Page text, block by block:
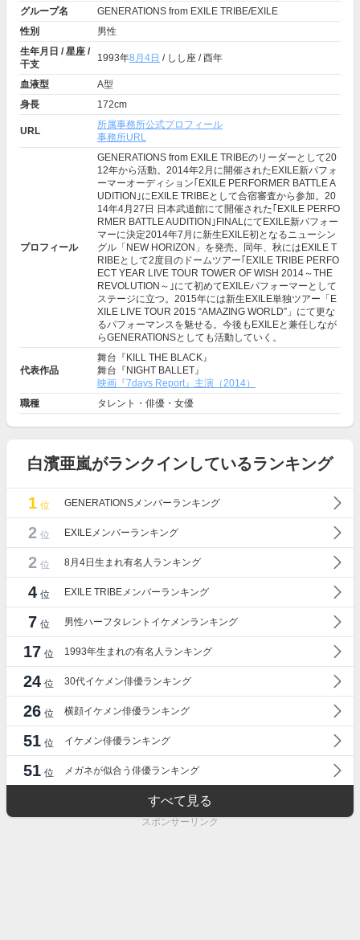
グループ名
GENERATIONS from EXILE TRIBE/EXILE
性別
男性
生年月日 / 星座 /
干支
1993年8月4日 / しし座 / 酉年
血液型
A型
身長
172cm
URL
所属事務所公式プロフィール
事務所URL
プロフィール
GENERATIONS from EXILE TRIBEのリーダーとして20
12年から活動。2014年2月に開催されたEXILE新パフォ
ーマーオーディション｢EXILE PERFORMER BATTLE A
UDITION｣にEXILE TRIBEとして合宿審査から参加。20
14年4月27日 日本武道館にて開催された｢EXILE PERFO
RMER BATTLE AUDITION｣FINALにてEXILE新パフォー
マーに決定2014年7月に新生EXILE初となるニューシン
グル「NEW HORIZON」を発売。同年、秋にはEXILE T
RIBEとして2度目のドームツアー｢EXILE TRIBE PERFO
ECT YEAR LIVE TOUR TOWER OF WISH 2014～THE
REVOLUTION～｣にて初めてEXILEパフォーマーとして
ステージに立つ。2015年には新生EXILE単独ツアー「E
XILE LIVE TOUR 2015 “AMAZING WORLD”」にて更な
るパフォーマンスを魅せる。今後もEXILEと兼任しなが
らGENERATIONSとしても活動していく。
代表作品
舞台『KILL THE BLACK』
舞台『NIGHT BALLET』
映画『7days Report』主演（2014）
職種
タレント・俳優・女優
白濱亜嵐がランクインしているランキング
1 位 GENERATIONSメンバーランキング
2 位 EXILEメンバーランキング
2 位 8月4日生まれ有名人ランキング
4 位 EXILE TRIBEメンバーランキング
7 位 男性ハーフタレントイケメンランキング
17 位 1993年生まれの有名人ランキング
24 位 30代イケメン俳優ランキング
26 位 横顔イケメン俳優ランキング
51 位 イケメン俳優ランキング
51 位 メガネが似合う俳優ランキング
すべて見る
スポンサーリンク